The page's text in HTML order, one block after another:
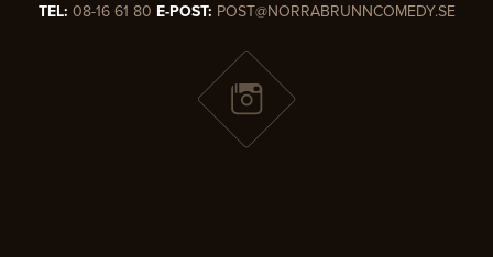
TEL: 08-16 61 80 E-POST: POST@NORRABRUNNCOMEDY.SE